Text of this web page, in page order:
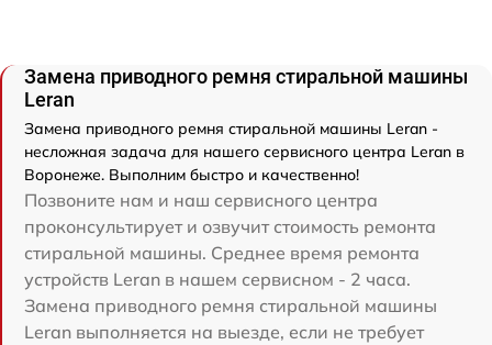
Замена приводного ремня стиральной машины
Leran
Замена приводного ремня стиральной машины Leran -
несложная задача для нашего сервисного центра Leran в
Воронеже. Выполним быстро и качественно!
Позвоните нам и наш сервисного центра
проконсультирует и озвучит стоимость ремонта
стиральной машины. Среднее время ремонта
устройств Leran в нашем сервисном - 2 часа.
Замена приводного ремня стиральной машины
Leran выполняется на выезде, если не требует